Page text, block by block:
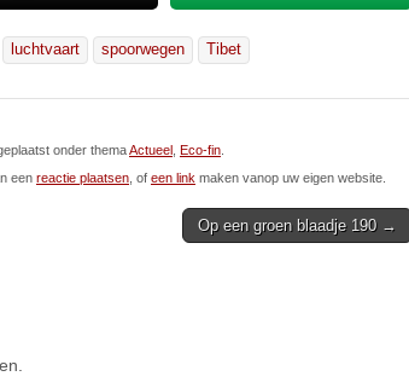
luchtvaart spoorwegen Tibet
onder themaActueel Eco-fin
een reactie plaatsen , of een link maken vanop uw eigen website.
Op een groen blaadje 190 →